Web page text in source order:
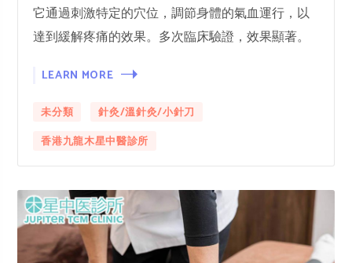
它通過刺激特定的穴位，調節身體的氣血運行，以
達到緩解疼痛的效果。多次臨床驗證，效果顯著。
LEARN MORE
未分類
針灸/溫針灸/小針刀
香港九龍木星中醫診所